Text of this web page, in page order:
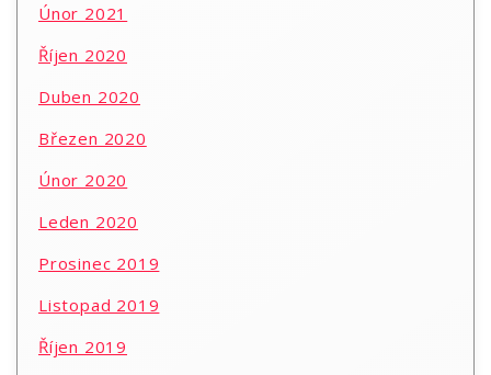
Únor 2021
Říjen 2020
Duben 2020
Březen 2020
Únor 2020
Leden 2020
Prosinec 2019
Listopad 2019
Říjen 2019